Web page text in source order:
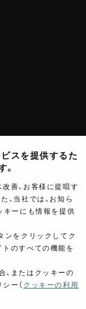
スを提供するた
。
善、お客様に提唱す
、当社では、お知ら
キーにも情報を提供
ンをクリックしてク
トのすべての機能を
、またはクッキーの
ー（ クッキーの利用